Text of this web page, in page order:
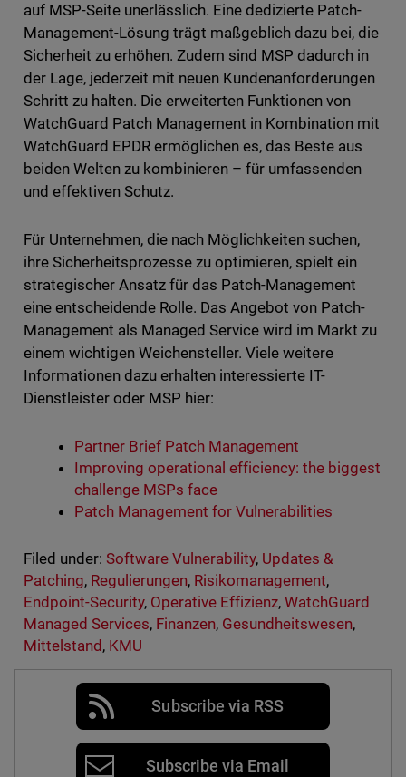
auf MSP-Seite unerlässlich. Eine dedizierte Patch-
Management-Lösung trägt maßgeblich dazu bei, die
Sicherheit zu erhöhen. Zudem sind MSP dadurch in
der Lage, jederzeit mit neuen Kundenanforderungen
Schritt zu halten. Die erweiterten Funktionen von
WatchGuard Patch Management in Kombination mit
WatchGuard EPDR ermöglichen es, das Beste aus
beiden Welten zu kombinieren – für umfassenden
und effektiven Schutz.
Für Unternehmen, die nach Möglichkeiten suchen,
ihre Sicherheitsprozesse zu optimieren, spielt ein
strategischer Ansatz für das Patch-Management
eine entscheidende Rolle. Das Angebot von Patch-
Management als Managed Service wird im Markt zu
einem wichtigen Weichensteller. Viele weitere
Informationen dazu erhalten interessierte IT-
Dienstleister oder MSP hier:
Partner Brief Patch Management
Improving operational efficiency: the biggest
challenge MSPs face
Patch Management for Vulnerabilities
Filed under: Software Vulnerability, Updates &
Patching, Regulierungen, Risikomanagement,
Endpoint-Security, Operative Effizienz,WatchGuard
Managed Services, Finanzen, Gesundheitswesen,
Mittelstand , KMU
Subscribe via RSS
Subscribe via Email